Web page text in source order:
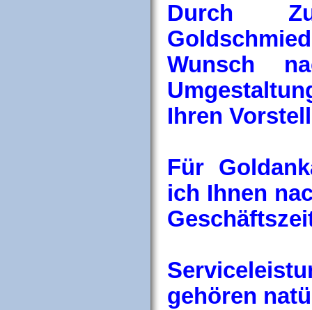
Durch
Wunsch
Ihren
Für
ich Ihnen
gehören